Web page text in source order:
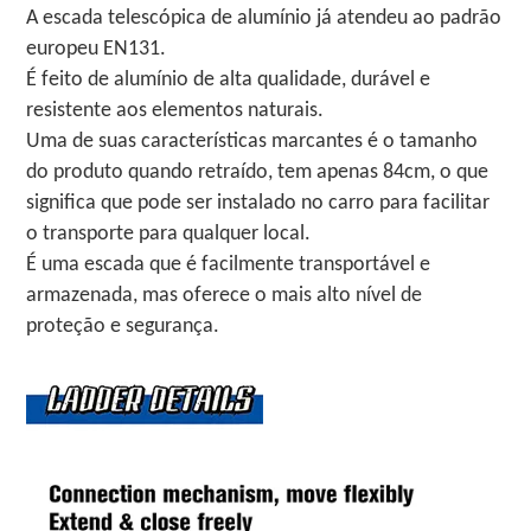
A escada telescópica de alumínio já atendeu ao padrão
europeu EN131.
É feito de alumínio de alta qualidade, durável e
resistente aos elementos naturais.
Uma de suas características marcantes é o tamanho
do produto quando retraído, tem apenas 84cm, o que
significa que pode ser instalado no carro para facilitar
o transporte para qualquer local.
É uma escada que é facilmente transportável e
armazenada, mas oferece o mais alto nível de
proteção e segurança.